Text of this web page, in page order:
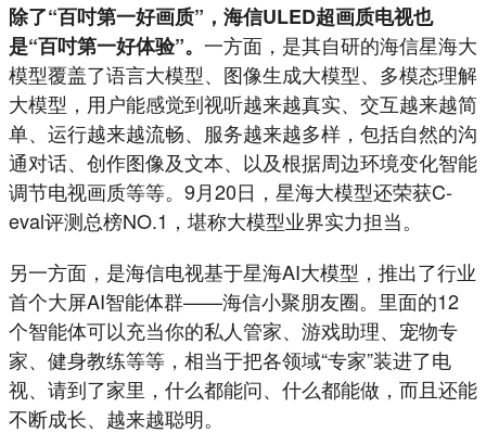
除了“百吋第一好画质”，海信ULED超画质电视也
是“百吋第一好体验”。 一方面，是其自研的海信星海大
模型覆盖了语言大模型、图像生成大模型、多模态理解
大模型，用户能感觉到视听越来越真实、交互越来越简
单、运行越来越流畅、服务越来越多样，包括自然的沟
通对话、创作图像及文本、以及根据周边环境变化智能
调节电视画质等等。9月20日，星海大模型还荣获C-
eval评测总榜NO.1，堪称大模型业界实力担当。
另一方面，是海信电视基于星海AI大模型，推出了行业
首个大屏AI智能体群——海信小聚朋友圈。里面的12
个智能体可以充当你的私人管家、游戏助理、宠物专
家、健身教练等等，相当于把各领域“专家”装进了电
视、请到了家里，什么都能问、什么都能做，而且还能
不断成长、越来越聪明。